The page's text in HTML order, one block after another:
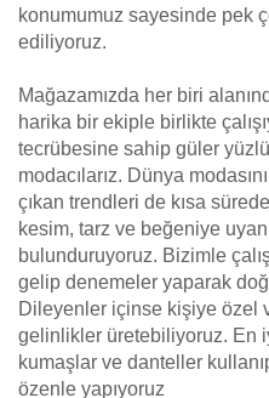
konumumuz sayesinde pek
ediliyoruz.
Mağazamızda her biri
harika bir ekiple birlikte
tecrübesine sahip güler
modacılarız. Dünya
çıkan trendleri de kısa
kesim, tarz ve beğeniye
bulunduruyoruz. Bizimle
gelip denemeler yaparak
Dileyenler içinse kişiye özel
gelinlikler üretebiliyoruz. En
kumaşlar ve danteller
özenle yapıyoruz